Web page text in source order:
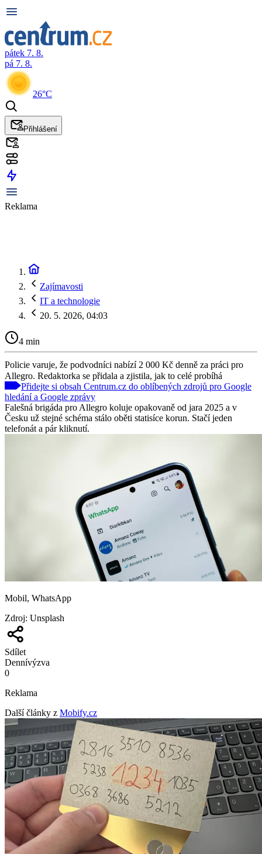
pátek 7. 8.
pá 7. 8.
26°C
Přihlášení
Reklama
Zajímavosti
IT a technologie
20. 5. 2026, 04:03
4 min
Policie varuje, že podvodníci nabízí 2 000 Kč denně za práci pro
Allegro. Redaktorka se přidala a zjistila, jak to celé probíhá
Přidejte si obsah Centrum.cz do oblíbených zdrojů pro Google
hledání a Google zprávy
Falešná brigáda pro Allegro koluje opakovaně od jara 2025 a v
Česku už stejné schéma stálo oběti statisíce korun. Stačí jeden
telefonát a pár kliknutí.
Mobil, WhatsApp
Zdroj: Unsplash
Sdílet
Dennívýzva
0
Reklama
Další články z Mobify.cz